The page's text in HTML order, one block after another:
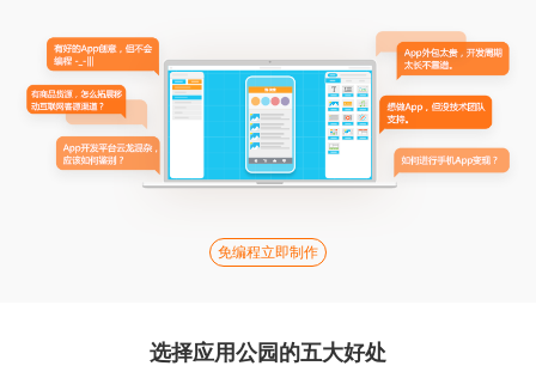
免编程立即制作
选择应用公园的五大好处